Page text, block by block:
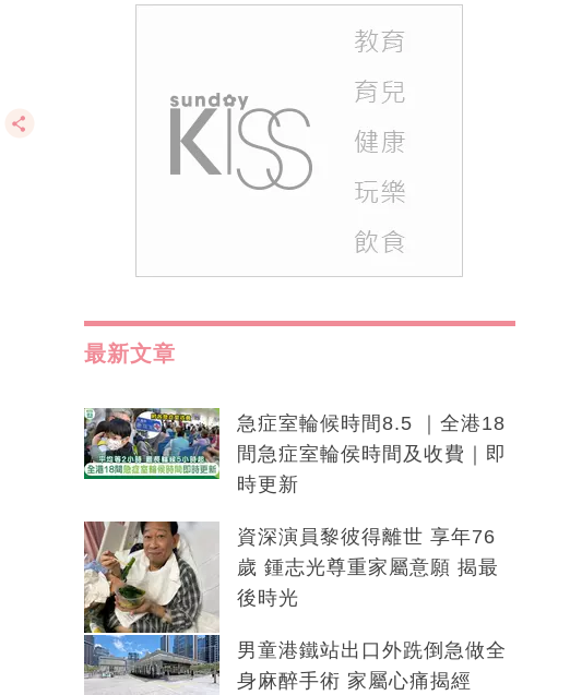
最新文章
急症室輪候時間8.5 ｜全港18
間急症室輪侯時間及收費｜即
時更新
資深演員黎彼得離世 享年76
歲 鍾志光尊重家屬意願 揭最
後時光
男童港鐵站出口外跣倒急做全
身麻醉手術 家屬心痛揭經